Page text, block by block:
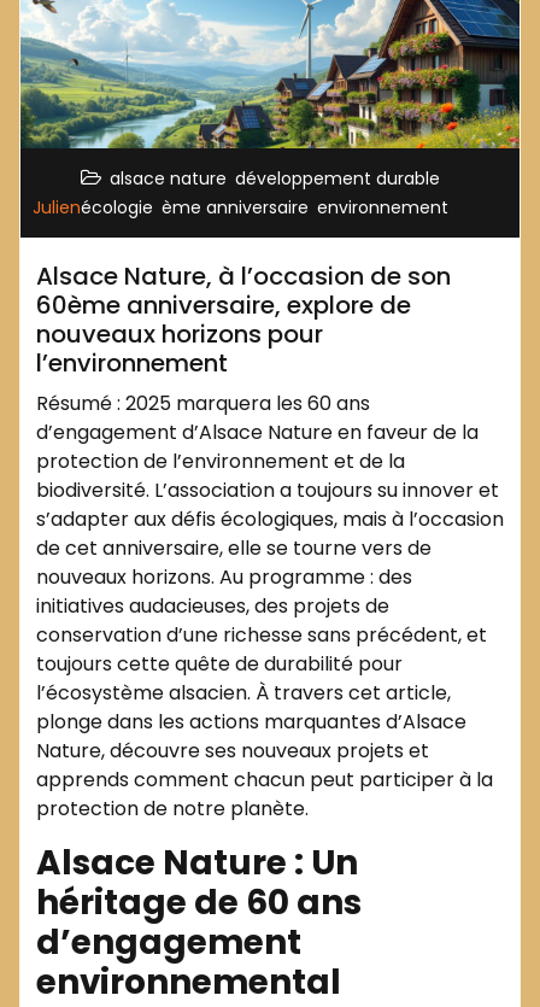
Julien
alsace nature développement durable
écologie ème anniversaire environnement
Alsace Nature, à l’occasion de son
60ème anniversaire, explore de
nouveaux horizons pour
l’environnement
Résumé : 2025 marquera les 60 ans
d’engagement d’Alsace Nature en faveur de la
protection de l’environnement et de la
biodiversité. L’association a toujours su innover et
s’adapter aux défis écologiques, mais à l’occasion
de cet anniversaire, elle se tourne vers de
nouveaux horizons. Au programme : des
initiatives audacieuses, des projets de
conservation d’une richesse sans précédent, et
toujours cette quête de durabilité pour
l’écosystème alsacien. À travers cet article,
plonge dans les actions marquantes d’Alsace
Nature, découvre ses nouveaux projets et
apprends comment chacun peut participer à la
protection de notre planète.
Alsace Nature : Un
héritage de 60 ans
d’engagement
environnemental